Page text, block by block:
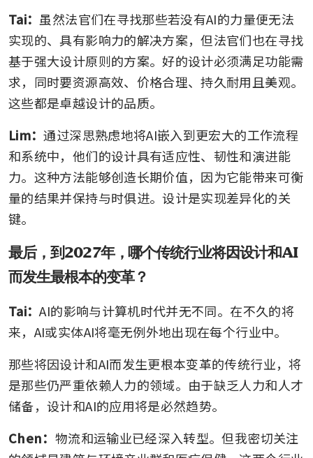
Tai： 虽然法官们在寻找那些若没有AI的力量便无法
实现的、具有影响力的解决方案，但法官们也在寻找
基于强大设计原则的方案。好的设计必须满足功能需
求，同时要资源高效、价格合理、持久耐用且美观。
这些都是卓越设计的品质。
Lim：通过深思熟虑地将AI嵌入到更宏大的工作流程
和系统中，他们的设计具有适应性、韧性和演进能
力。这种方法能够创造长期价值，因为它能带来可衡
量的结果并保持与时俱进。设计是实现差异化的关
键。
最后，到2027年，哪个传统行业将因设计和AI
而发生最根本的变革？
Tai：AI的影响与计算机时代并无不同。在不久的将
来，AI或实体AI将毫无例外地出现在每个行业中。
那些将因设计和AI而发生更根本变革的传统行业，将
是那些仍严重依赖人力的领域。由于缺乏人力和人才
储备，设计和AI的应用将是必然趋势。
Chen： 物流和运输业已经深入转型。但我密切关注